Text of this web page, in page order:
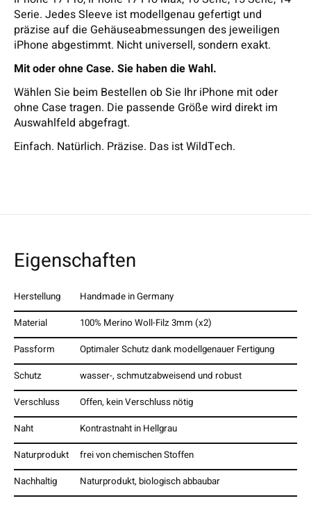
Serie. Jedes Sleeve ist modellgenau gefertigt und
präzise auf die Gehäuseabmessungen des jeweiligen
iPhone abgestimmt. Nicht universell, sondern exakt.
Mit oder ohne Case. Sie haben die Wahl.
Wählen Sie beim Bestellen ob Sie Ihr iPhone mit oder
ohne Case tragen. Die passende Größe wird direkt im
Auswahlfeld abgefragt.
Einfach. Natürlich. Präzise. Das ist WildTech.
Eigenschaften
Herstellung
Handmade in Germany
Material
100% Merino Woll-Filz 3mm (x2)
Passform
Optimaler Schutz dank modellgenauer Fertigung
Schutz
wasser-, schmutzabweisend und robust
Verschluss
Offen, kein Verschluss nötig
Naht
Kontrastnaht in Hellgrau
Naturprodukt
frei von chemischen Stoffen
Nachhaltig
Naturprodukt, biologisch abbaubar